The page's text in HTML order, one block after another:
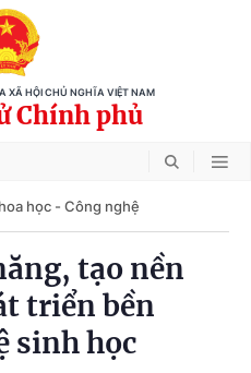
XÃ HỘI CHỦ NGHĨA VIỆT NAM
Chính phủ
học - Công nghệ
tạo nền
triển bền
sinh học